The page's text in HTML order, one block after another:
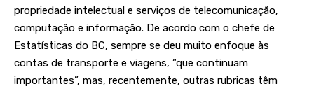
propriedade intelectual e serviços de telecomunicação,
computação e informação. De acordo com o chefe de
Estatísticas do BC, sempre se deu muito enfoque às
contas de transporte e viagens, “que continuam
importantes”, mas, recentemente, outras rubricas têm